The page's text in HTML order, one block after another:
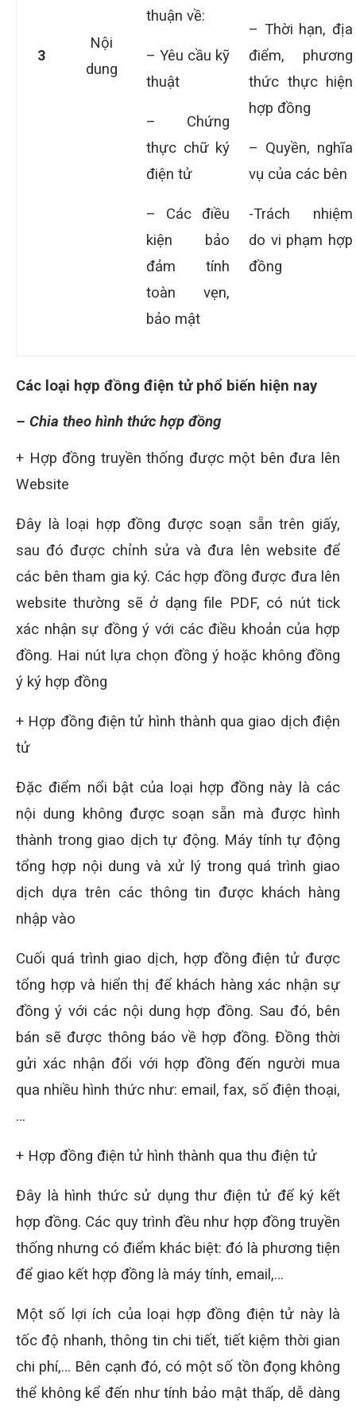
3
Nội
dung
thuận về:
– Yêu cầu kỹ
thuật
– Chứng
thực chữ ký
điện tử
– Các điều
kiện bảo
đảm tính
toàn vẹn,
bảo mật
– Thời hạn, địa
điểm, phương
thức thực hiện
hợp đồng
– Quyền, nghĩa
vụ của các bên
-Trách nhiệm
do vi phạm hợp
đồng
Các loại hợp đồng điện tử phổ biến hiện nay
– Chia theo hình thức hợp đồng
+ Hợp đồng truyền thống được một bên đưa lên
Website
Đây là loại hợp đồng được soạn sẵn trên giấy,
sau đó được chỉnh sửa và đưa lên website để
các bên tham gia ký. Các hợp đồng được đưa lên
website thường sẽ ở dạng file PDF, có nút tick
xác nhận sự đồng ý với các điều khoản của hợp
đồng. Hai nút lựa chọn đồng ý hoặc không đồng
ý ký hợp đồng
+ Hợp đồng điện tử hình thành qua giao dịch điện
tử
Đặc điểm nổi bật của loại hợp đồng này là các
nội dung không được soạn sẵn mà được hình
thành trong giao dịch tự động. Máy tính tự động
tổng hợp nội dung và xử lý trong quá trình giao
dịch dựa trên các thông tin được khách hàng
nhập vào
Cuối quá trình giao dịch, hợp đồng điện tử được
tổng hợp và hiển thị để khách hàng xác nhận sự
đồng ý với các nội dung hợp đồng. Sau đó, bên
bán sẽ được thông báo về hợp đồng. Đồng thời
gửi xác nhận đổi với hợp đồng đến người mua
qua nhiều hình thức như: email, fax, số điện thoại,
…
+ Hợp đồng điện tử hình thành qua thu điện tử
Đây là hình thức sử dụng thư điện tử để ký kết
hợp đồng. Các quy trình đều như hợp đồng truyền
thống nhưng có điểm khác biệt: đó là phương tiện
để giao kết hợp đồng là máy tính, email,…
Một số lợi ích của loại hợp đồng điện tử này là
tốc độ nhanh, thông tin chi tiết, tiết kiệm thời gian
chi phí,… Bên cạnh đó, có một số tồn đọng không
thể không kể đến như tính bảo mật thấp, dễ dàng